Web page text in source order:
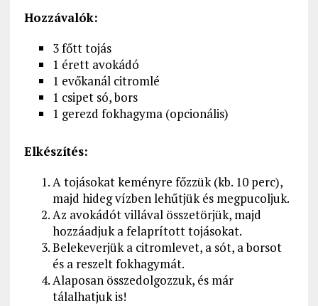
Hozzávalók:
3 főtt tojás
1 érett avokádó
1 evőkanál citromlé
1 csipet só, bors
1 gerezd fokhagyma (opcionális)
Elkészítés:
A tojásokat keményre főzzük (kb. 10 perc),
majd hideg vízben lehűtjük és megpucoljuk.
Az avokádót villával összetörjük, majd
hozzáadjuk a felaprított tojásokat.
Belekeverjük a citromlevet, a sót, a borsot
és a reszelt fokhagymát.
Alaposan összedolgozzuk, és már
tálalhatjuk is!